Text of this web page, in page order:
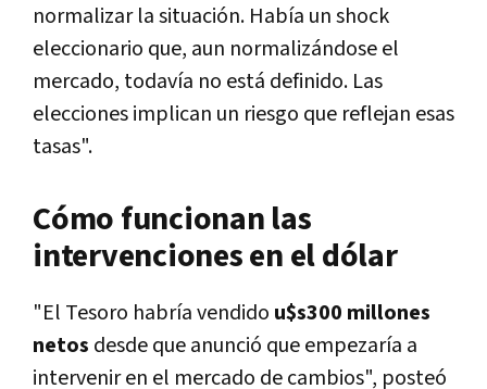
normalizar la situación. Había un shock
eleccionario que, aun normalizándose el
mercado, todavía no está definido. Las
elecciones implican un riesgo que reflejan esas
tasas".
Cómo funcionan las
intervenciones en el dólar
"El Tesoro habría vendido u$s300 millones
netos desde que anunció que empezaría a
intervenir en el mercado de cambios", posteó